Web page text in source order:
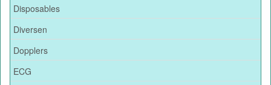
Disposables
Diversen
Dopplers
ECG